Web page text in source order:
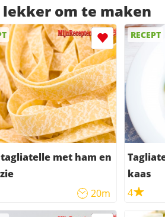
lekker om te maken
met ham en
20m
RECEPT
kaas
4